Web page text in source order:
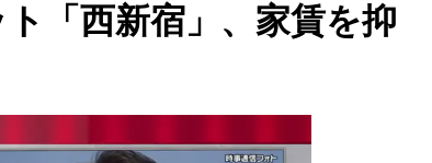
「西新宿」、家賃を抑